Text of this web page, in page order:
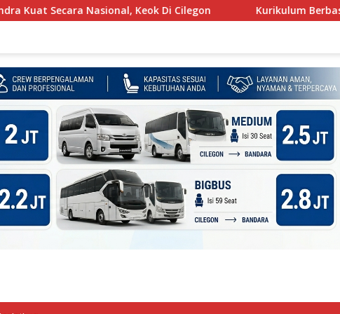
Keok Di Cilegon Kurikulum Berbasis Cinta Mulai